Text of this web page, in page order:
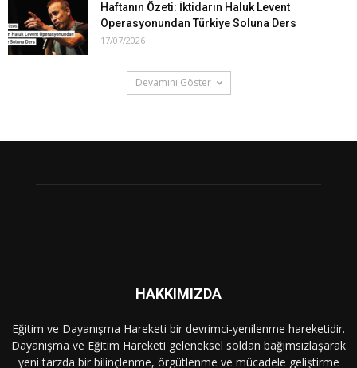
Haftanın Özeti: İktidarın Haluk Levent
Operasyonundan Türkiye Soluna Ders
17/07/2026
Devamını Göster
HAKKIMIZDA
Eğitim ve Dayanışma Hareketi bir devrimci-yenilenme hareketidir.
Dayanışma ve Eğitim Hareketi geleneksel soldan bağımsızlaşarak
yeni tarzda bir bilinçlenme, örgütlenme ve mücadele geliştirme